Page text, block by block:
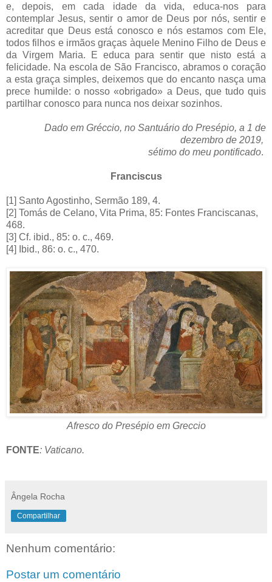
e, depois, em cada idade da vida, educa-nos para
contemplar Jesus, sentir o amor de Deus por nós, sentir e
acreditar que Deus está conosco e nós estamos com Ele,
todos filhos e irmãos graças àquele Menino Filho de Deus e
da Virgem Maria. E educa para sentir que nisto está a
felicidade. Na escola de São Francisco, abramos o coração
a esta graça simples, deixemos que do encanto nasça uma
prece humilde: o nosso «obrigado» a Deus, que tudo quis
partilhar conosco para nunca nos deixar sozinhos.
Dado em Gréccio, no Santuário do Presépio, a 1 de
dezembro de 2019,
sétimo do meu pontificado.
Franciscus
[1] Santo Agostinho, Sermão 189, 4.
[2] Tomás de Celano, Vita Prima, 85: Fontes Franciscanas,
468.
[3] Cf. ibid., 85: o. c., 469.
[4] Ibid., 86: o. c., 470.
Afresco do Presépio em Greccio
FONTE: Vaticano.
Ângela Rocha
Compartilhar
Nenhum comentário:
Postar um comentário